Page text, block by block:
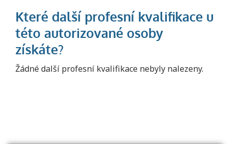
Žádné další profesní kvalifikace nebyly nalezeny.
Projděte si seznam profesních kvalifikací.